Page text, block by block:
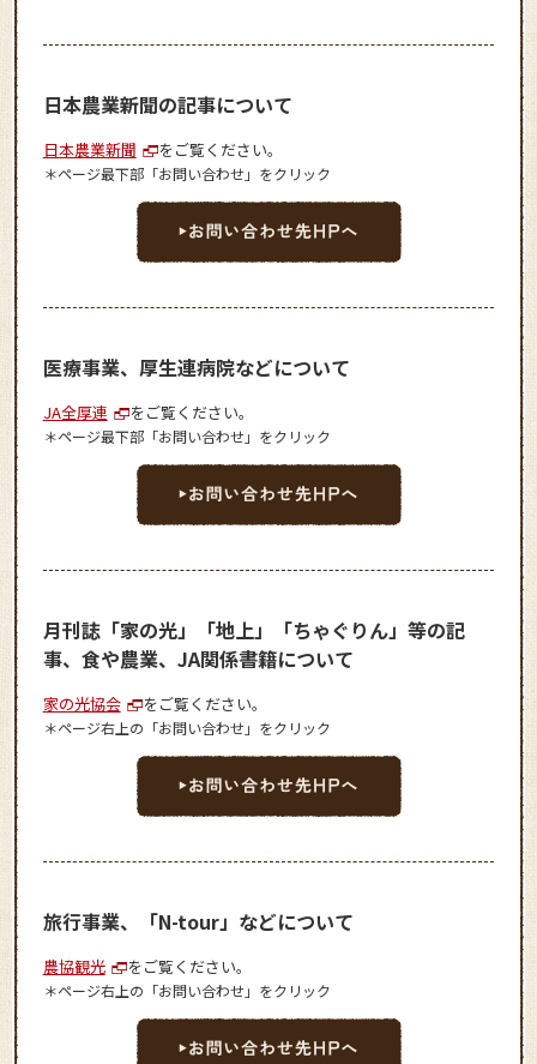
日本農業新聞の記事について
日本農業新聞 をご覧ください。
＊ページ最下部「お問い合わせ」をクリック
医療事業、厚生連病院などについて
JA全厚連 をご覧ください。
＊ページ最下部「お問い合わせ」をクリック
月刊誌「家の光」「地上」「ちゃぐりん」等の記
事、食や農業、JA関係書籍について
家の光協会 をご覧ください。
＊ページ右上の「お問い合わせ」をクリック
旅行事業、「N-tour」などについて
農協観光 をご覧ください。
＊ページ右上の「お問い合わせ」をクリック